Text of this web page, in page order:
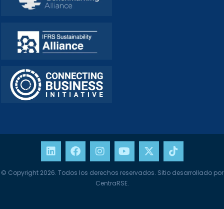
© Copyright 2026. Todos los derechos reservados. Sitio desarrollado por
CentraRSE.